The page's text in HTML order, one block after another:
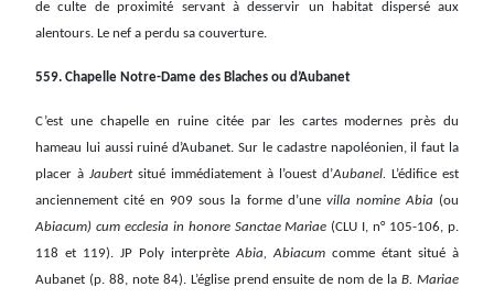
de culte de proximité servant à desservir un habitat dispersé aux
alentours. Le nef a perdu sa couverture.
559. Chapelle Notre-Dame des Blaches ou d’Aubanet
C’est une chapelle en ruine citée par les cartes modernes près du
hameau lui aussi ruiné d’Aubanet. Sur le cadastre napoléonien, il faut la
placer à Jaubert situé immédiatement à l’ouest d’Aubanel. L’édifice est
anciennement cité en 909 sous la forme d’une villa nomine Abia (ou
Abiacum) cum ecclesia in honore Sanctae Mariae (CLU I, n° 105-106, p.
118 et 119). JP Poly interprèteAbia, Abiacum comme étant situé à
Aubanet (p. 88, note 84). L’église prend ensuite de nom de laB. Mariae